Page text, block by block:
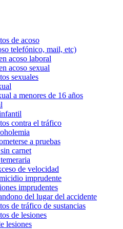
de acoso
telefónico, mail, etc)
acoso laboral
acoso sexual
sexuales
a menores de 16 años
contra el tráfico
a pruebas
carnet
de velocidad
imprudente
imprudentes
del lugar del accidente
de tráfico de sustancias
de lesiones
lesiones